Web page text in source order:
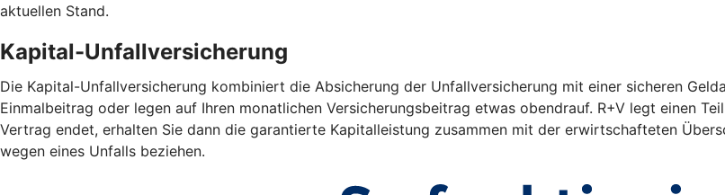
aktuellen Stand.
Kapital-Unfallversicherung
Die Kapital-Unfallversicherung kombiniert die Absicherung der Unfallversicherung mit einer sicheren
Einmalbeitrag oder legen auf Ihren monatlichen Versicherungsbeitrag etwas obendrauf. R+V legt einen
Vertrag endet, erhalten Sie dann die garantierte Kapitalleistung zusammen mit der erwirtschafteten
wegen eines Unfalls beziehen.